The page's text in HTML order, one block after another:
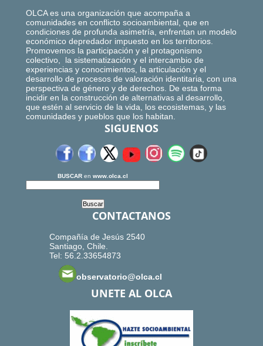
OLCA es una organización que acompaña a
comunidades en conflicto socioambiental, que en
condiciones de profunda asimetría, enfrentan un modelo
económico depredador impuesto en los territorios.
Promovemos la participación y el protagonismo
colectivo, la sistematización y el intercambio de
experiencias y conocimientos, la articulación y el
desarrollo de procesos de valoración identitaria, con una
perspectiva de género y de derechos. De esta forma
incidir en la construcción de alternativas al desarrollo,
que estén al servicio de la vida, los ecosistemas, y las
comunidades y pueblos que los habitan.
SIGUENOS
BUSCAR en www.olca.cl
CONTACTANOS
Compañía de Jesús 2540
Santiago, Chile.
Tel: 56.2.33654873
observatorio@olca.cl
UNETE AL OLCA